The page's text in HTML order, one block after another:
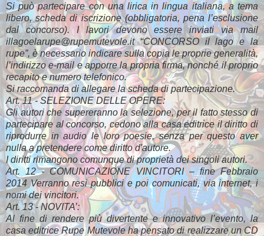
Si può partecipare con una lirica in lingua italiana, a tema
libero, scheda di iscrizione (obbligatoria, pena l’esclusione
dal concorso). I lavori devono essere inviati via mail
illagoelarupe@rupemutevole.it “CONCORSO il lago e la
rupe”, è necessario indicare sulla copia le proprie generalità,
l’indirizzo e-mail e apporre la propria firma, nonché il proprio
recapito e numero telefonico.
Si raccomanda di allegare la scheda di partecipazione.
Art. 11 - SELEZIONE DELLE OPERE:
Gli autori che supereranno la selezione, per il fatto stesso di
partecipare al concorso, cedono alla casa editrice il diritto di
riprodurre in audio le loro poesie, senza per questo aver
nulla a pretendere come diritto d'autore.
I diritti rimangono comunque di proprietà dei singoli autori.
Art. 12 - COMUNICAZIONE VINCITORI – fine Febbraio
2014 Verranno resi pubblici e poi comunicati, via internet, i
nomi dei vincitori.
Art. 13 - NOVITA’:
Al fine di rendere più divertente e innovativo l’evento, la
casa editrice Rupe Mutevole ha pensato di realizzare un CD